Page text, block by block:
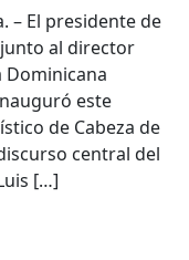
– El presidente de
al director
este
de Cabeza de
central del
[…]